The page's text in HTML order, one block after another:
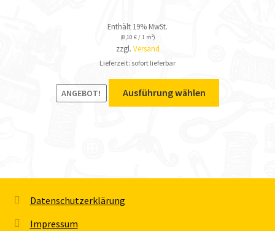
Enthält 19% MwSt.
(8,10 €/ 1 m²)
zzgl. Versand
Lieferzeit: sofort lieferbar
ANGEBOT! Ausführung wählen
Datenschutzerklärung
Impressum